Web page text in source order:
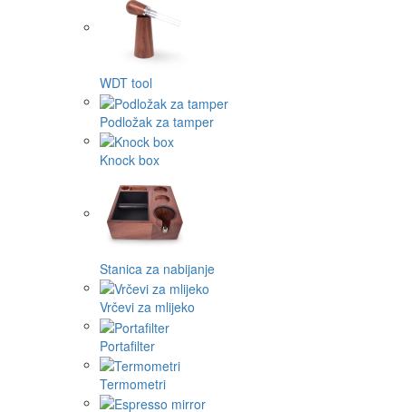
WDT tool
Podložak za tamper
Knock box
Stanica za nabijanje
Vrčevi za mlijeko
Portafilter
Termometri